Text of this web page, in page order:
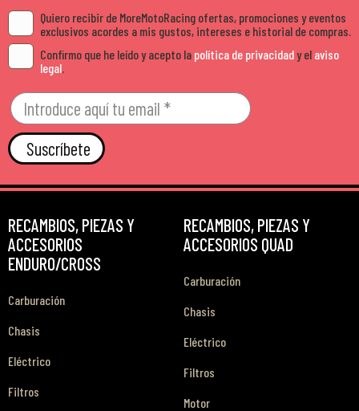
Quiero recibir de MoreMotoRacing ofertas, promociones y eventos
exclusivos acordes a mis gustos, intereses e historial de compras.
Confirmo que he leído y acepto la política de privacidady el aviso
legal
Suscríbete
RECAMBIOS, PIEZAS Y
ACCESORIOS
ENDURO/CROSS
Carburación
Chasis
Eléctrico
Filtros
RECAMBIOS, PIEZAS Y
ACCESORIOS QUAD
Carburación
Chasis
Eléctrico
Filtros
Motor